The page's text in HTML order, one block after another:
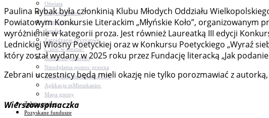
Oświata
Bezpieczeństwo
Komunikacja
Parafie
Zarządzanie kryzysowe
C.ześć w gminie!
Budżet obywatelski
Nieodpłatna pomoc prawna
Niezbędnik mieszkańca PDF
Aplikacja mMieszkaniec
Mapa gminy
Załatw sprawę
Pozyskane fundusze
Paulina Rybak była członkinią Klubu Młodych Oddziału
Powiatowym Konkursie Literackim „Młyńskie Koło”, organizowanym
wyróżnienie w kategorii proza. Jest również Laureatką III edycji
Lednickiej Wiosny Poetyckiej oraz w Konkursu Poetyckiego „Wyraź
który został wydany w 2025 roku przez Fundację literacką „Jak
Zebrani uczestnicy będą mieli okazję nie tylko porozmawiać z
Wierszowspinaczka